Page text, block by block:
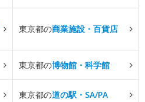
東京都の商業施設・百貨店
東京都の博物館・科学館
東京都の道の駅・SA/PA